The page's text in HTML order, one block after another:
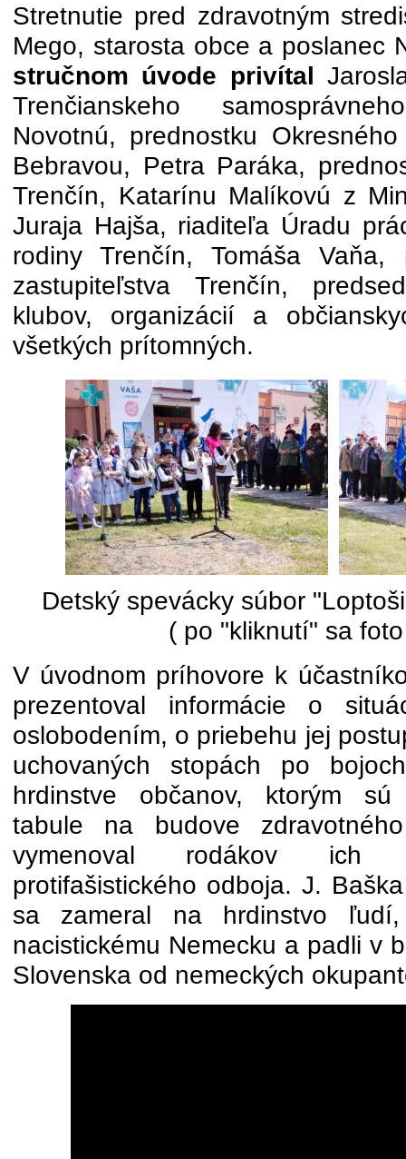
Stretnutie pred zdravotným
Mego, starosta obce a poslanec
stručnom úvode privítal
Trenčianskeho
Novotnú, prednostku
Bebravou, Petra Paráka,
Trenčín, Katarínu Malíkovú z
Juraja Hajša, riaditeľa Úradu
rodiny Trenčín, Tomáša Vaňa,
zastupiteľstva Trenčín,
klubov, organizácií a
všetkých prítomných.
Detský spevácky súbor
( po "kliknutí" sa
V úvodnom príhovore k
prezentoval informácie o
oslobodením, o priebehu jej
uchovaných stopách po
hrdinstve občanov, ktorým sú
tabule na budove
vymenoval rodákov ich
protifašistického odboja. J.
sa zameral na hrdinstvo
nacistickému Nemecku a padli v
Slovenska od nemeckých